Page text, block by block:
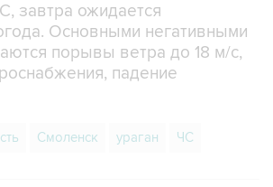
завтра ожидается
Основными негативными
порывы ветра до 18 м/с,
падение
Смоленск ураган ЧС